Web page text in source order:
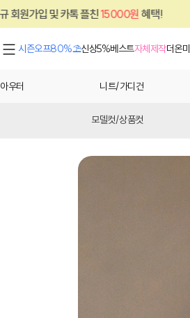
원혜택!
시즌오프80%⛱신상5%베스트자체제작더온미
아우터 니트/가디건
모델컷/상품컷